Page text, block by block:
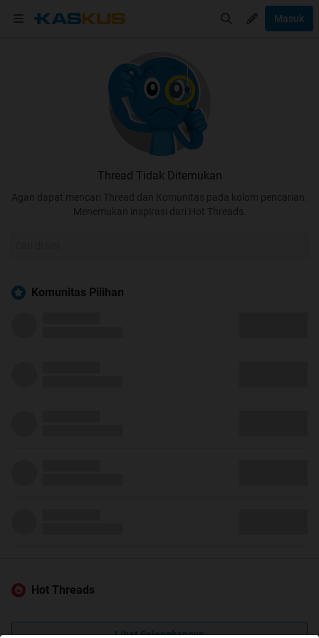
Masuk
Thread Tidak Ditemukan
Agan dapat mencari Thread dan Komunitas pada kolom pencarian.
Menemukan inspirasi dari Hot Threads.
Komunitas Pilihan
Hot Threads
Lihat Selengkapnya